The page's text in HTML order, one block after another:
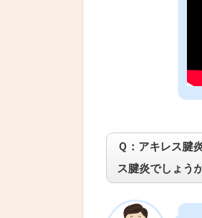
Ｑ：アキレス腱
ス腱炎でしょう